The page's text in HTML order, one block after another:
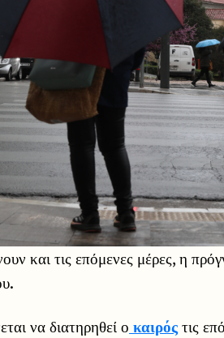
και τις επόμενες μέρες, η
να διατηρηθεί ο καιρός τις